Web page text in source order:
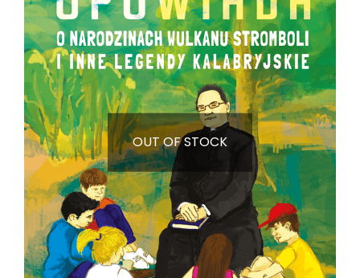
OUT OF STOCK